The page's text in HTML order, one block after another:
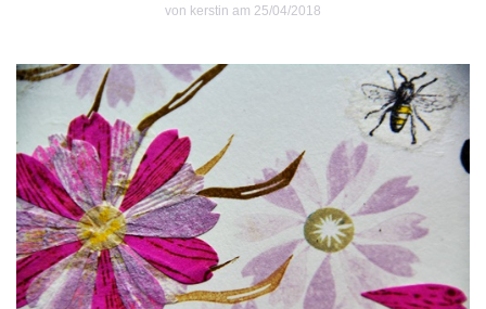
von kerstin am 25/04/2018